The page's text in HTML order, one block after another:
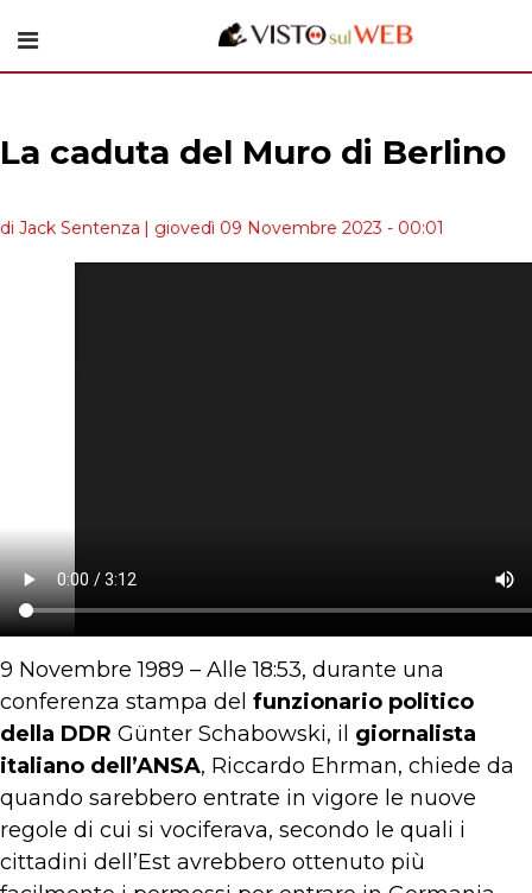
La caduta del Muro di Berlino
di Jack Sentenza | giovedì 09 Novembre 2023 - 00:01
9 Novembre 1989 – Alle 18:53, durante una
conferenza stampa del funzionario politico
della DDR Günter Schabowski, il giornalista
italiano dell’ANSA, Riccardo Ehrman, chiede da
quando sarebbero entrate in vigore le nuove
regole di cui si vociferava, secondo le quali i
cittadini dell’Est avrebbero ottenuto più